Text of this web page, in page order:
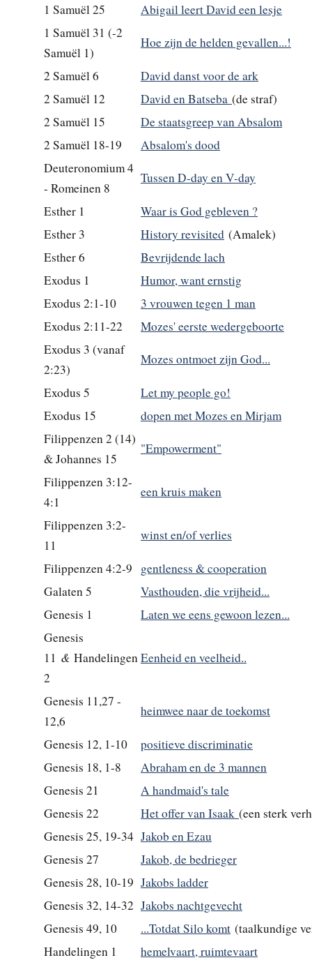
1 Samuël 25
Abigail leert David een lesje
1 Samuël 31 (-2
Samuël 1)
Hoe zijn de helden gevallen...!
2 Samuël 6
David danst voor de ark
2 Samuël 12
David en Batseba (de straf)
2 Samuël 15
De staatsgreep van Absalom
2 Samuël 18-19
Absalom's dood
Deuteronomium 4
- Romeinen 8
Tussen D-day en V-day
Esther 1
Waar is God gebleven ?
Esther 3
History revisited (Amalek)
Esther 6
Bevrijdende lach
Exodus 1
Humor, want ernstig
Exodus 2:1-10
3 vrouwen tegen 1 man
Exodus 2:11-22
Mozes' eerste wedergeboorte
Exodus 3 (vanaf
2:23)
Mozes ontmoet zijn God...
Exodus 5
Let my people go!
Exodus 15
dopen met Mozes en Mirjam
Filippenzen 2 (14)
& Johannes 15
"Empowerment"
Filippenzen 3:12-
4:1
een kruis maken
Filippenzen 3:2-
11
winst en/of verlies
Filippenzen 4:2-9
gentleness & cooperation
Galaten 5
Vasthouden, die vrijheid...
Genesis 1
Laten we eens gewoon lezen...
Genesis
11 & Handelingen
2
Eenheid en veelheid..
Genesis 11,27 -
12,6
heimwee naar de toekomst
Genesis 12, 1-10
positieve discriminatie
Genesis 18, 1-8
Abraham en de 3 mannen
Genesis 21
A handmaid's tale
Genesis 22
Het offer van Isaak (een sterk
Genesis 25, 19-34 Jakob en Ezau
Genesis 27
Jakob, de bedrieger
Genesis 28, 10-19 Jakobs ladder
Genesis 32, 14-32 Jakobs nachtgevecht
Genesis 49, 10
...Totdat Silo komt (taalkundige
Handelingen 1
hemelvaart, ruimtevaart